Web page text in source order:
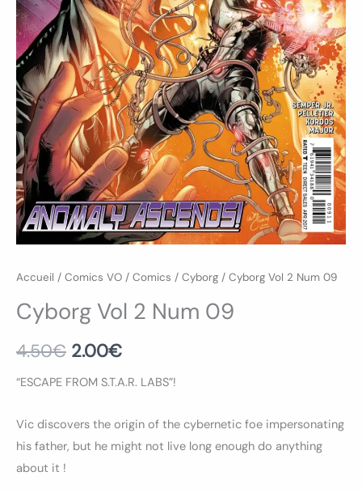
Accueil / Comics VO / Comics / Cyborg / Cyborg Vol 2 Num 09
Cyborg Vol 2 Num 09
4.50€ 2.00€
“ESCAPE FROM S.T.A.R. LABS”!
Vic discovers the origin of the cybernetic foe impersonating
his father, but he might not live long enough do anything
about it !